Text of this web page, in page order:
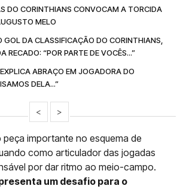
DO CORINTHIANS CONVOCAM A TORCIDA
MELO
GOL DA CLASSIFICAÇÃO DO CORINTHIANS,
RECADO: “POR PARTE DE VOCÊS...”
ABRAÇO EM JOGADORA DO
DELA...”
< >
peça importante no esquema de
como articulador das jogadas
por dar ritmo ao meio-campo.
um desafio para o